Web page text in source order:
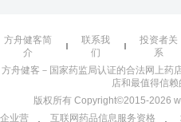
方舟健客简
介
联系我
们
投资者关
系
方舟健客－国家药监局认证的合法网上药
店和最值得信
版权所有 Copyright©2015-2026
企业营
互联网药品信息服务资格